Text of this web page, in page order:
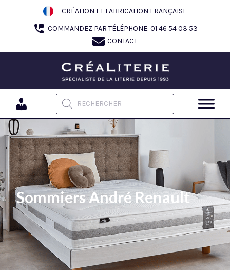
CRÉATION ET FABRICATION FRANÇAISE
COMMANDEZ PAR TÉLÉPHONE: 01 46 54 03 53
CONTACT
Recherche de produits
Sommiers André Renault